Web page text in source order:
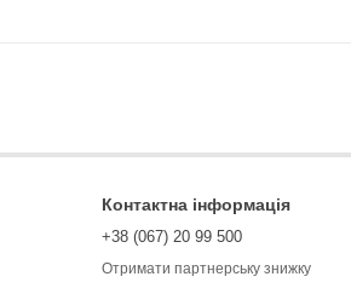
Контактна інформація
+38 (067) 20 99 500
Отримати партнерську знижку